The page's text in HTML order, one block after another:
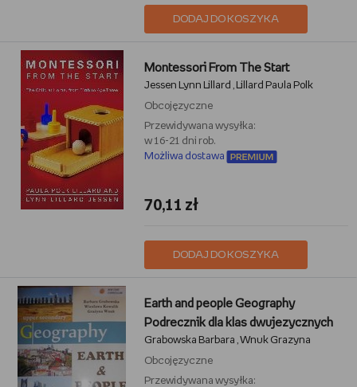
DODAJ DO KOSZYKA
Montessori From The Start
Jessen Lynn Lillard
Lillard Paula Polk
Obcojęzyczne
Przewidywana wysyłka:
w 16-21 dni rob.
Możliwa dostawa
70,11 zł
DODAJ DO KOSZYKA
Earth and people Geography
Podrecznik dla klas dwujezycznych
Grabowska Barbara Wnuk Grazyna
Obcojęzyczne
Przewidywana wysyłka: